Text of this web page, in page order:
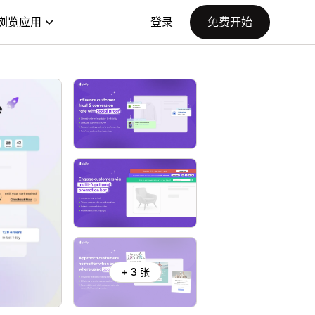
览应用 登录 免费开始
+ 3 张